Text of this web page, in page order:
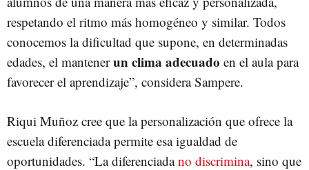
respetando el ritmo más homogéneo y similar. Todos
conocemos la dificultad que supone, en determinadas
edades, el mantenerun clima adecuado en el aula para
favorecer el aprendizaje”, considera Sampere.
Riqui Muñoz cree que la personalización que ofrece la
escuela diferenciada permite esa igualdad de
oportunidades. “La diferenciadano discrimina, sino que